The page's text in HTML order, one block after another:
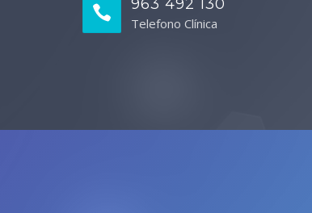
963 492 130
Telefono Clínica